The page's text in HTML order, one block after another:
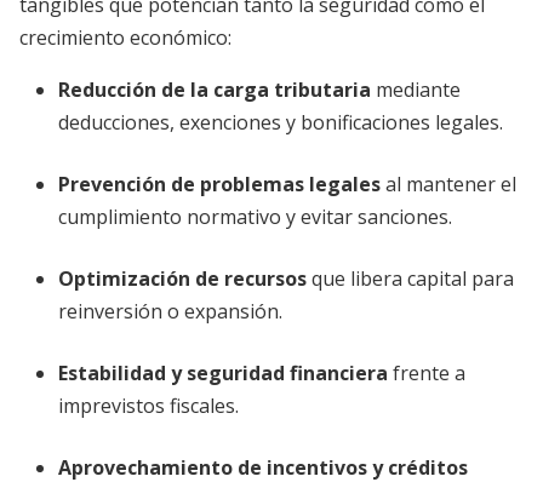
crecimiento económico:
Reducción de la carga tributaria mediante
deducciones, exenciones y bonificaciones legales.
Prevención de problemas legalesal mantener el
cumplimiento normativo y evitar sanciones.
Optimización de recursosque libera capital para
reinversión o expansión.
Estabilidad y seguridad financiera frente a
imprevistos fiscales.
Aprovechamiento de incentivos y créditos